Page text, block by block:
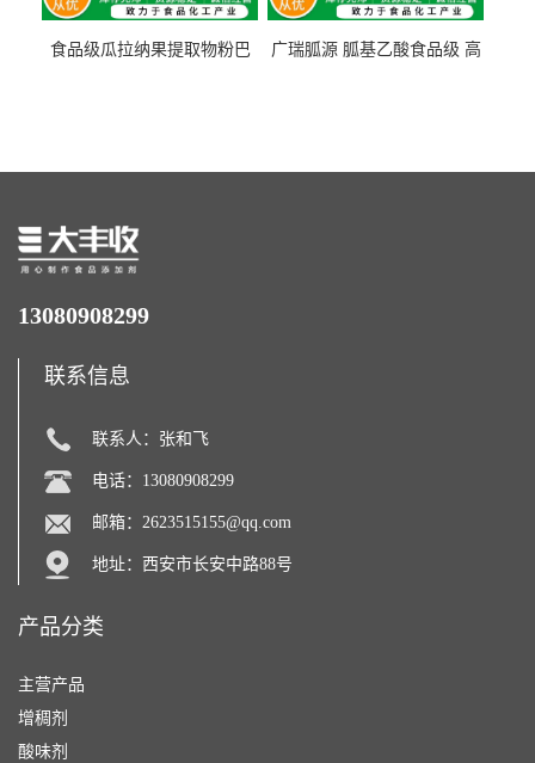
食品级瓜拉纳果提取物粉巴
广瑞胍源 胍基乙酸食品级 高
13080908299
联系信息
联系人：张和飞
电话：13080908299
邮箱： 2623515155@qq.com
地址：西安市长安中路88号
产品分类
主营产品
增稠剂
酸味剂